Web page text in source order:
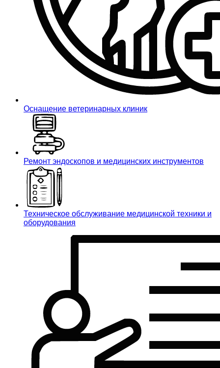
Оснащение ветеринарных клиник
Ремонт эндоскопов и медицинских инструментов
Техническое обслуживание медицинской техники и
оборудования